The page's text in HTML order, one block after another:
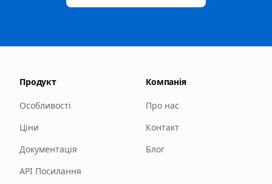
Продукт
Особливості
Ціни
Документація
API Посилання
Компанія
Про нас
Контакт
Блог